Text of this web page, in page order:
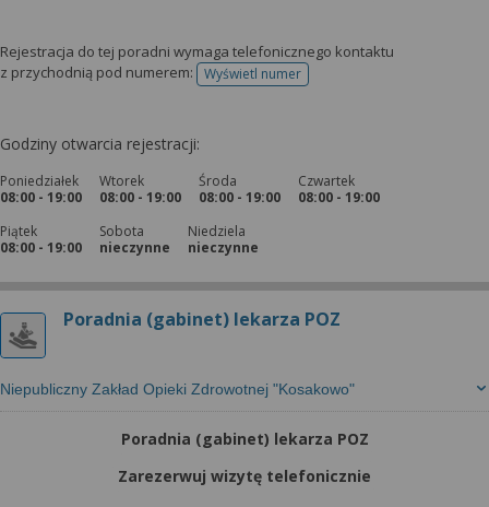
Rejestracja do tej poradni wymaga telefonicznego kontaktu
z przychodnią pod numerem:
Wyświetl numertelefonu do rejestracji
Godziny otwarcia rejestracji:
Poniedziałek
08:00 - 19:00
Wtorek
08:00 - 19:00
Środa
08:00 - 19:00
Czwartek
08:00 - 19:00
Piątek
08:00 - 19:00
Sobota
nieczynne
Niedziela
nieczynne
Poradnia (gabinet) lekarza POZ
Niepubliczny Zakład Opieki Zdrowotnej "Kosakowo"
Poradnia (gabinet) lekarza POZ
Zarezerwuj wizytę telefonicznie